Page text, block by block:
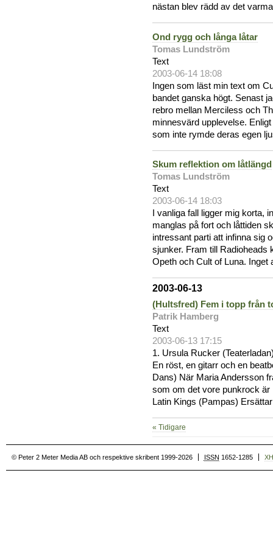
nästan blev rädd av det
Ond rygg och långa låtar
Tomas Lundström
Text
2003-06-14 18:08
Ingen som läst min text om
bandet ganska högt. Senast
rebro mellan Merciless och
minnesvärd upplevelse.
som inte rymde deras egen
Skum reflektion om låtlängd
Tomas Lundström
Text
2003-06-14 18:03
I vanliga fall ligger mig korta,
manglas på fort och låttiden
intressant parti att infinna sig
sjunker. Fram till Radioheads
Opeth och Cult of Luna.
2003-06-13
(Hultsfred) Fem i topp från
Patrik Hamberg
Text
2003-06-13 17:15
1. Ursula Rucker
En röst, en gitarr och en
Dans) När Maria Andersson
som om det vore punkrock är
Latin Kings (Pampas)
« Tidigare
© Peter 2 Meter Media AB och respektive skribent 1999-2026 ISSN 1652-1285